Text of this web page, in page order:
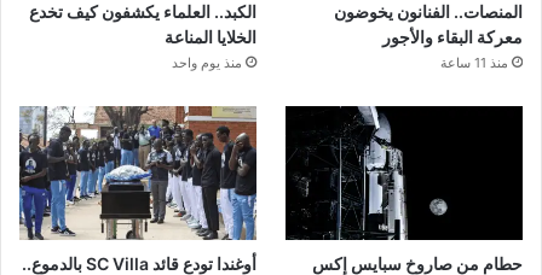
المنصات.. الفنانون يخوضون
معركة البقاء والأجور
منذ 11 ساعة
الكبد.. العلماء يكشفون كيف تخدع
الخلايا المناعة
منذ يوم واحد
حطام من صاروخ سبايس إكس
أوغندا تودع قائد SC Villa بالدموع..